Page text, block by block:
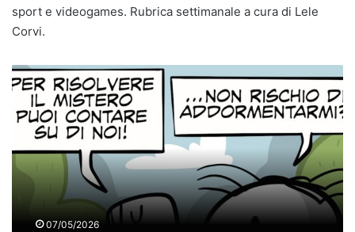
sport e videogames. Rubrica settimanale a cura di Lele
Corvi.
La
vignetta
Pecore
Sotto
Copertura
07/05/2026